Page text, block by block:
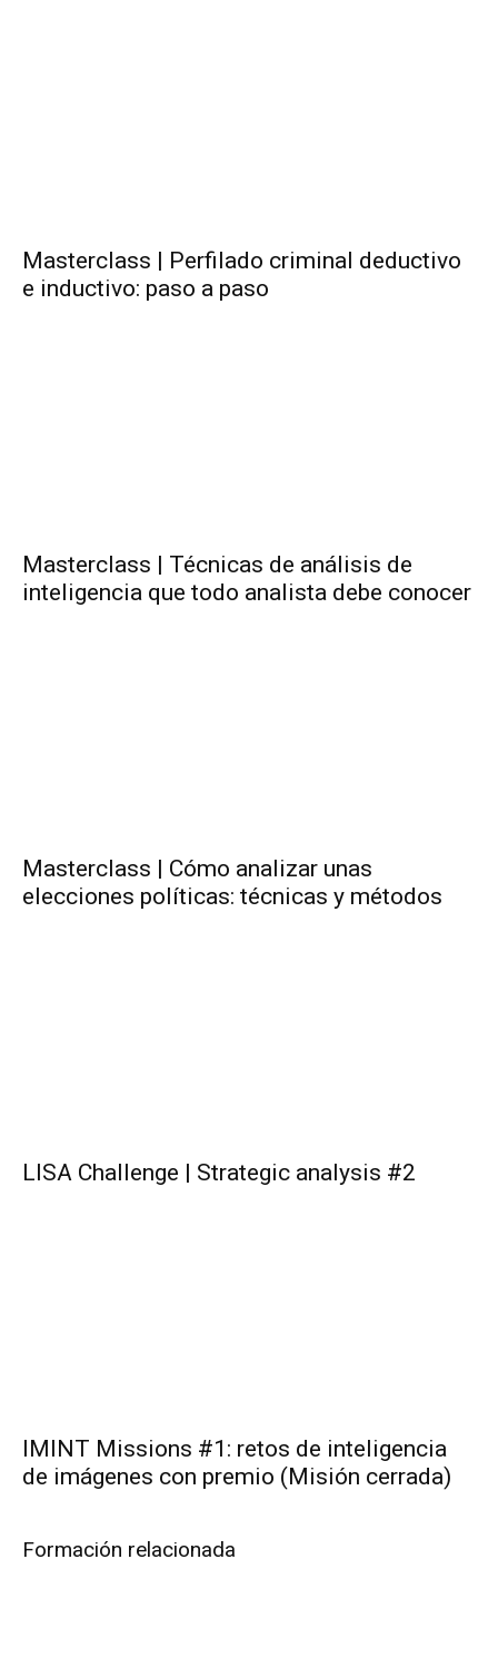
Masterclass | Perfilado criminal deductivo
e inductivo: paso a paso
Masterclass | Técnicas de análisis de
inteligencia que todo analista debe conocer
Masterclass | Cómo analizar unas
elecciones políticas: técnicas y métodos
LISA Challenge | Strategic analysis #2
IMINT Missions #1: retos de inteligencia
de imágenes con premio (Misión cerrada)
Formación relacionada